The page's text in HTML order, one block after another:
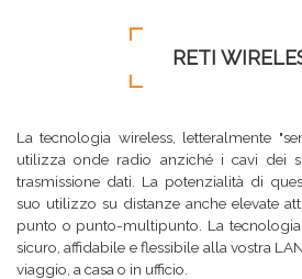
RETI
La tecnologia wireless, letteralmente
utilizza onde radio anziché i cavi dei
trasmissione dati. La potenzialità di
suo utilizzo su distanze anche elevate
punto o punto-multipunto. La tecnologia
sicuro, affidabile e flessibile alla vostra
viaggio, a casa o in ufficio.